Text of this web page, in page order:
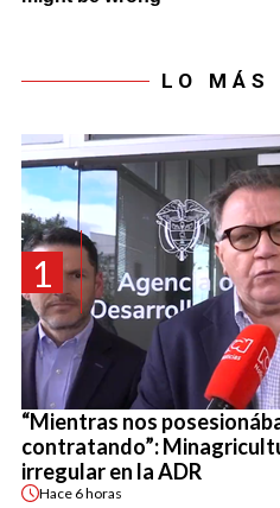
LO MÁS
1
“Mientras nos
contratando”:
irregular en la ADR
Hace 6 horas